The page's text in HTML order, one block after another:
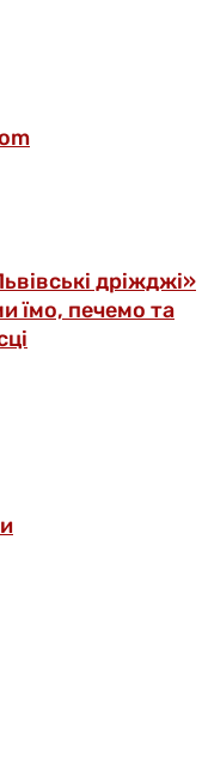
дріжджі»
їмо, печемо та